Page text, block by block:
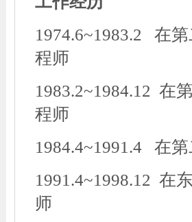
1974.6~1983.2 在
程师
1983.2~1984.12 在
程师
1984.4~1991.4 在
1991.4~1998.12 在
师